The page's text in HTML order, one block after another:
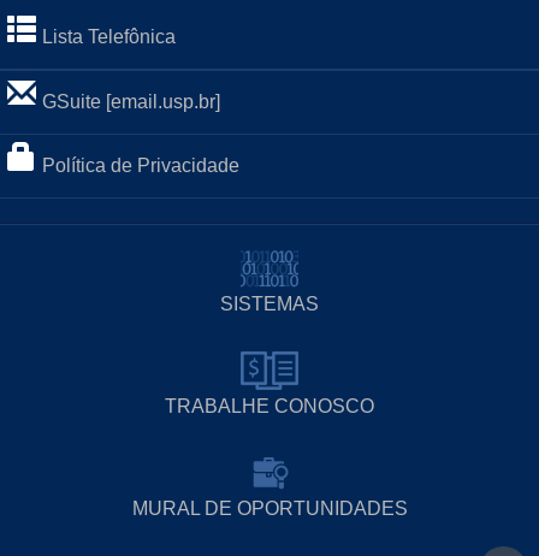
Lista Telefônica
GSuite [email.usp.br]
Política de Privacidade
SISTEMAS
TRABALHE CONOSCO
MURAL DE OPORTUNIDADES